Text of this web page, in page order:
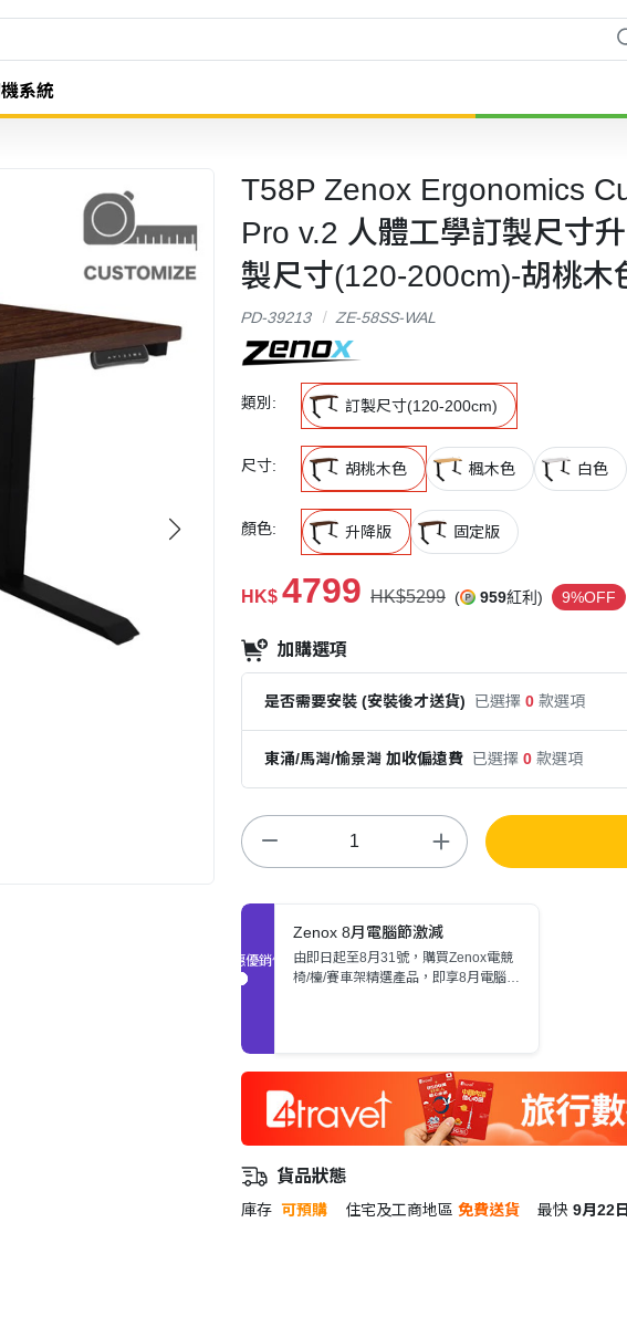
系統
T58P Zenox Ergonomics
Pro v.2 人體工學訂製尺寸
製尺寸(120-200cm)-胡桃木
PD-39213 ZE-58SS-WAL
類別: 訂製尺寸(120-200cm)
尺寸: 胡桃木色 楓木色 白色
顏色: 升降版 固定版
HK$ 4799 HK$5299 ( 959紅利) 9%OFF
加購選項
是否需要安裝 (安裝後才送貨) 已選擇 0 款選項
東涌/馬灣/愉景灣 加收偏遠費 已選擇 0 款選項
促銷優惠
Zenox 8月電腦節激減
由即日起至8月31號，購買Zenox電競
椅/檯/賽車架精選產品，即享8月電腦節
貨品狀態
庫存 可預購 住宅及工商地區 免費送貨 最快 9月22